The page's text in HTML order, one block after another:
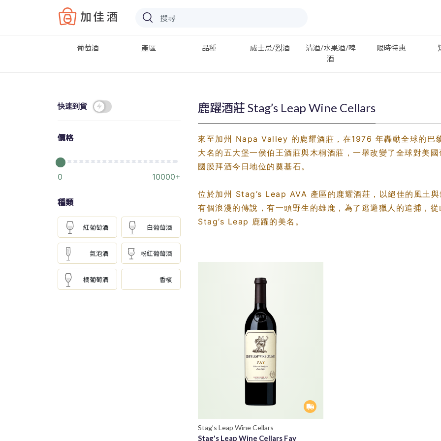
Baccus
葡萄酒 產區 品種 威士忌/烈酒
清酒/水果酒/啤
酒
限時特惠
快速到貨
價格
0 10000+
種類
紅葡萄酒 白葡萄酒
氣泡酒 粉紅葡萄酒
橘葡萄酒 香檳
鹿躍酒莊 Stag’s Leap Wine Cellars
來至加州 Napa Valley 的鹿耀酒莊，在1976 年轟動全球的巴
大名的五大堡一侯伯王酒莊與木桐酒莊，一舉改變了全球對美
國膜拜酒今日地位的奠基石。
位於加州 Stag’s Leap AVA 產區的鹿耀酒莊，以絕佳的風土
有個浪漫的傳說，有一頭野生的雄鹿，為了逃避獵人的追捕，
Stag’s Leap 鹿躍的美名。
Stag’s Leap Wine Cellars
Stag's Leap Wine Cellars Fay